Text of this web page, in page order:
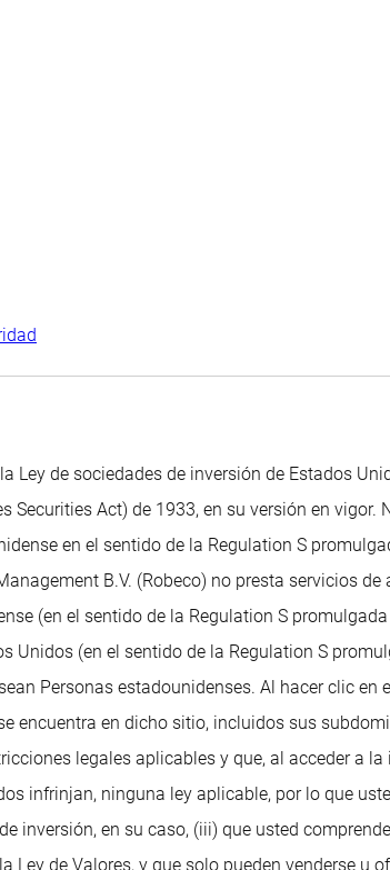
de sociedades de inversión de Estados
Act) de 1933, en su versión en
en el sentido de la Regulation S
B.V. (Robeco) no presta servicios
(en el sentido de la Regulation S
(en el sentido de la Regulation S
Personas estadounidenses. Al hacer clic en
encuentra en dicho sitio, incluidos sus
legales aplicables y que, al acceder a
infrinjan, ninguna ley aplicable, por lo que
inversión, en su caso, (iii) que usted
de Valores, y que solo pueden venderse u